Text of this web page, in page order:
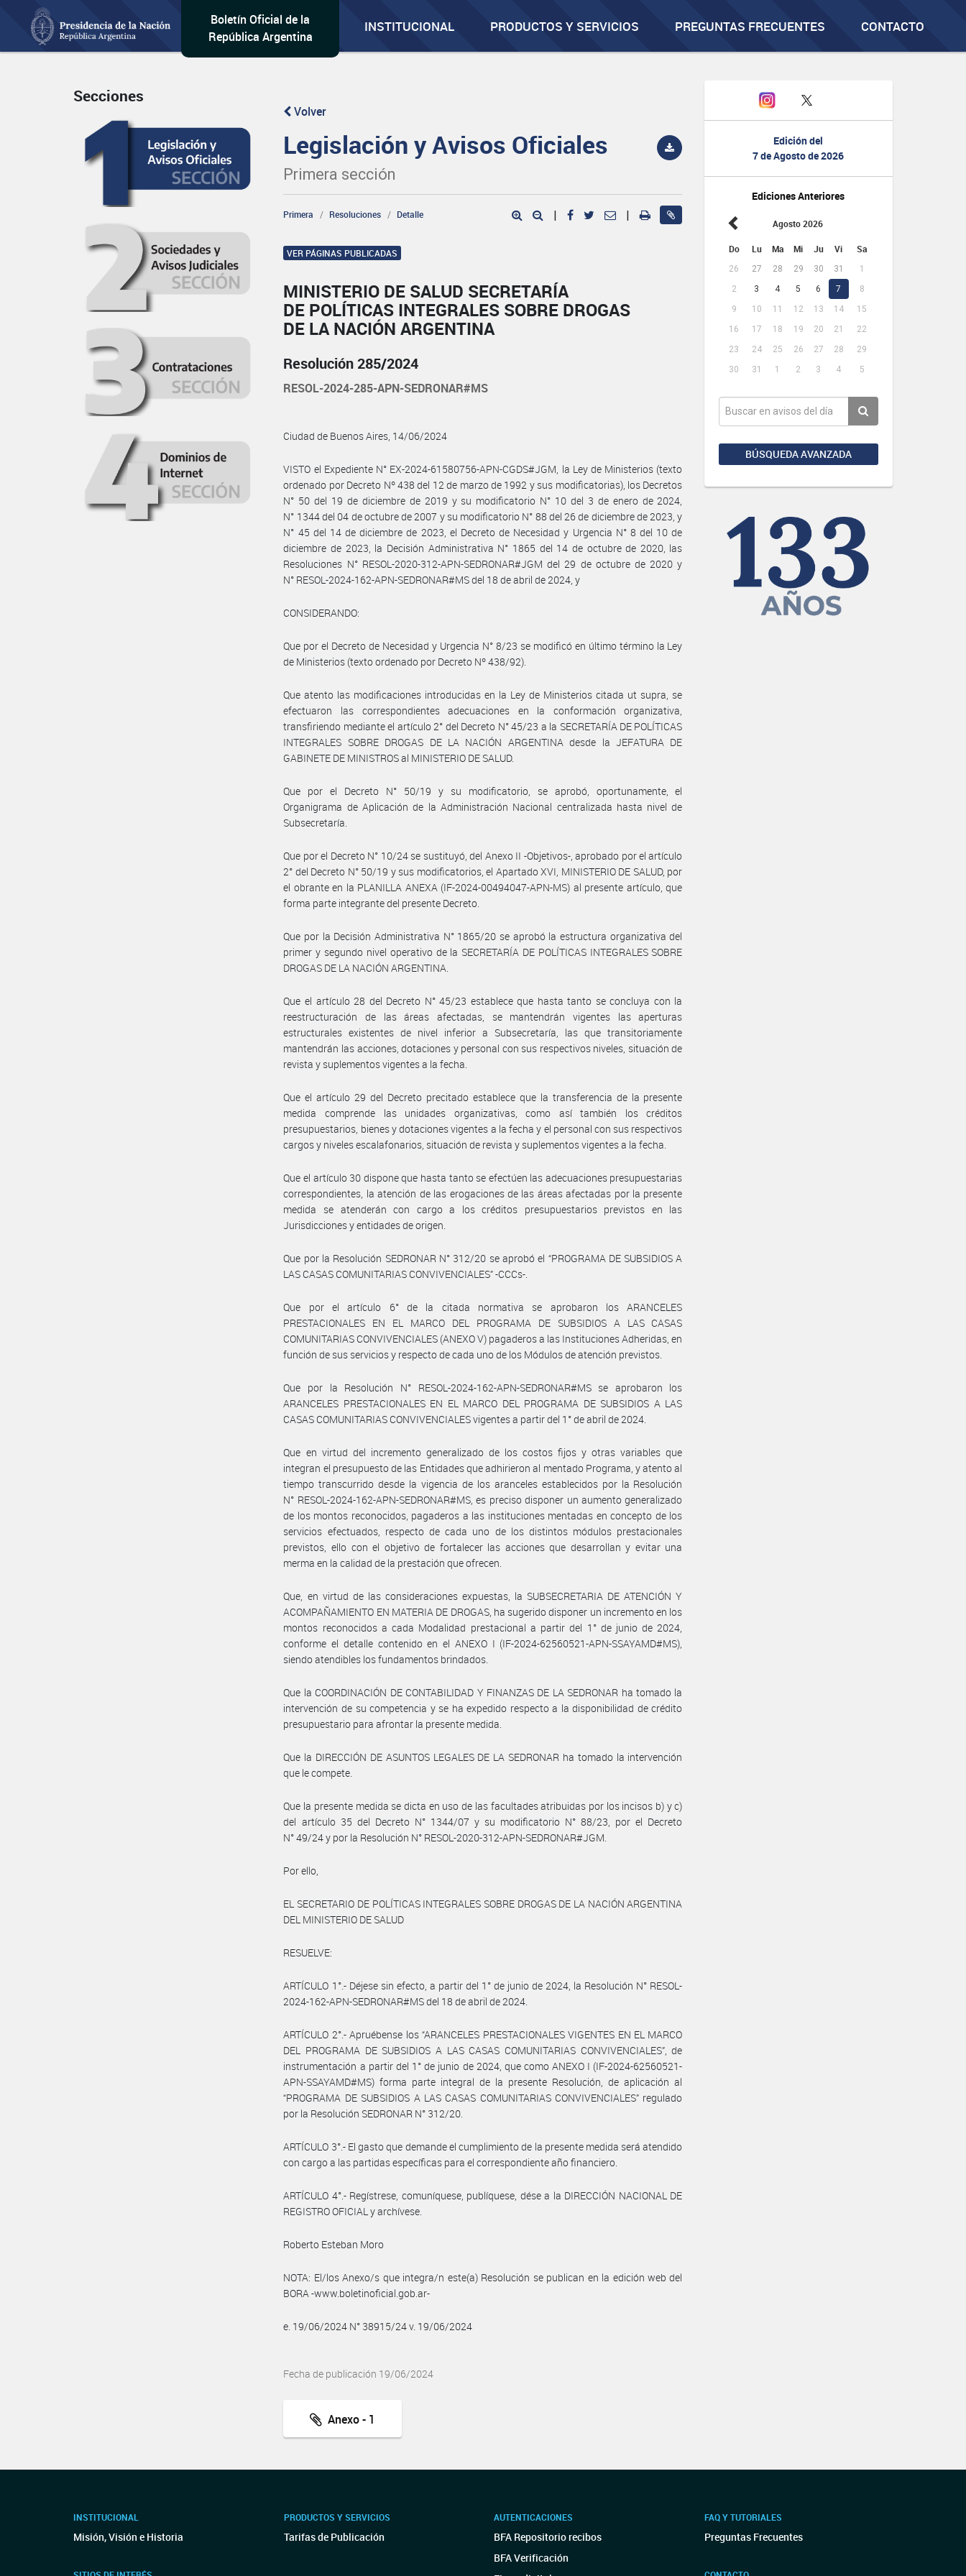
Boletín Oficial de la
República Argentina
INSTITUCIONAL PRODUCTOS Y SERVICIOS PREGUNTAS FRECUENTES CONTACTO
Edición del
7 de Agosto de 2026
Ediciones Anteriores
Agosto 2026
Do Lu Ma Mi Ju Vi Sa
26 27 28 29 30 31
1
2
3 4 5 6 7
8
9
10 11 12 13 14
15
16
17 18 19 20 21
22
23
24 25 26 27 28
29
30
31 1 2 3 4 5
BÚSQUEDA AVANZADA
Secciones
Volver
Legislación y Avisos Oficiales
Primera sección
Primera Resoluciones Detalle | |
VER PÁGINAS PUBLICADAS
MINISTERIO DE SALUD SECRETARÍA
DE POLÍTICAS INTEGRALES SOBRE DROGAS
DE LA NACIÓN ARGENTINA
Resolución 285/2024
RESOL-2024-285-APN-SEDRONAR#MS
Ciudad de Buenos Aires, 14/06/2024
VISTO el Expediente N° EX-2024-61580756-APN-CGDS#JGM, la Ley de Ministerios (texto
ordenado por Decreto Nº 438 del 12 de marzo de 1992 y sus modificatorias), los Decretos
N° 50 del 19 de diciembre de 2019 y su modificatorio N° 10 del 3 de enero de 2024,
N° 1344 del 04 de octubre de 2007 y su modificatorio N° 88 del 26 de diciembre de 2023, y
N° 45 del 14 de diciembre de 2023, el Decreto de Necesidad y Urgencia N° 8 del 10 de
diciembre de 2023, la Decisión Administrativa N° 1865 del 14 de octubre de 2020, las
Resoluciones N° RESOL-2020-312-APN-SEDRONAR#JGM del 29 de octubre de 2020 y
N° RESOL-2024-162-APN-SEDRONAR#MS del 18 de abril de 2024, y
CONSIDERANDO:
Que por el Decreto de Necesidad y Urgencia N° 8/23 se modificó en último término la Ley
de Ministerios (texto ordenado por Decreto Nº 438/92).
Que atento las modificaciones introducidas en la Ley de Ministerios citada ut supra, se
efectuaron las correspondientes adecuaciones en la conformación organizativa,
transfiriendo mediante el artículo 2° del Decreto N° 45/23 a la SECRETARÍA DE POLÍTICAS
INTEGRALES SOBRE DROGAS DE LA NACIÓN ARGENTINA desde la JEFATURA DE
GABINETE DE MINISTROS al MINISTERIO DE SALUD.
Que por el Decreto N° 50/19 y su modificatorio, se aprobó, oportunamente, el
Organigrama de Aplicación de la Administración Nacional centralizada hasta nivel de
Subsecretaría.
Que por el Decreto N° 10/24 se sustituyó, del Anexo II -Objetivos-, aprobado por el artículo
2° del Decreto N° 50/19 y sus modificatorios, el Apartado XVI, MINISTERIO DE SALUD, por
el obrante en la PLANILLA ANEXA (IF-2024-00494047-APN-MS) al presente artículo, que
forma parte integrante del presente Decreto.
Que por la Decisión Administrativa N° 1865/20 se aprobó la estructura organizativa del
primer y segundo nivel operativo de la SECRETARÍA DE POLÍTICAS INTEGRALES SOBRE
DROGAS DE LA NACIÓN ARGENTINA.
Que el artículo 28 del Decreto N° 45/23 establece que hasta tanto se concluya con la
reestructuración de las áreas afectadas, se mantendrán vigentes las aperturas
estructurales existentes de nivel inferior a Subsecretaría, las que transitoriamente
mantendrán las acciones, dotaciones y personal con sus respectivos niveles, situación de
revista y suplementos vigentes a la fecha.
Que el artículo 29 del Decreto precitado establece que la transferencia de la presente
medida comprende las unidades organizativas, como así también los créditos
presupuestarios, bienes y dotaciones vigentes a la fecha y el personal con sus respectivos
cargos y niveles escalafonarios, situación de revista y suplementos vigentes a la fecha.
Que el artículo 30 dispone que hasta tanto se efectúen las adecuaciones presupuestarias
correspondientes, la atención de las erogaciones de las áreas afectadas por la presente
medida se atenderán con cargo a los créditos presupuestarios previstos en las
Jurisdicciones y entidades de origen.
Que por la Resolución SEDRONAR N° 312/20 se aprobó el “PROGRAMA DE SUBSIDIOS A
LAS CASAS COMUNITARIAS CONVIVENCIALES” -CCCs-.
Que por el artículo 6° de la citada normativa se aprobaron los ARANCELES
PRESTACIONALES EN EL MARCO DEL PROGRAMA DE SUBSIDIOS A LAS CASAS
COMUNITARIAS CONVIVENCIALES (ANEXO V) pagaderos a las Instituciones Adheridas, en
función de sus servicios y respecto de cada uno de los Módulos de atención previstos.
Que por la Resolución N° RESOL-2024-162-APN-SEDRONAR#MS se aprobaron los
ARANCELES PRESTACIONALES EN EL MARCO DEL PROGRAMA DE SUBSIDIOS A LAS
CASAS COMUNITARIAS CONVIVENCIALES vigentes a partir del 1° de abril de 2024.
Que en virtud del incremento generalizado de los costos fijos y otras variables que
integran el presupuesto de las Entidades que adhirieron al mentado Programa, y atento al
tiempo transcurrido desde la vigencia de los aranceles establecidos por la Resolución
N° RESOL-2024-162-APN-SEDRONAR#MS, es preciso disponer un aumento generalizado
de los montos reconocidos, pagaderos a las instituciones mentadas en concepto de los
servicios efectuados, respecto de cada uno de los distintos módulos prestacionales
previstos, ello con el objetivo de fortalecer las acciones que desarrollan y evitar una
merma en la calidad de la prestación que ofrecen.
Que, en virtud de las consideraciones expuestas, la SUBSECRETARIA DE ATENCIÓN Y
ACOMPAÑAMIENTO EN MATERIA DE DROGAS, ha sugerido disponer un incremento en los
montos reconocidos a cada Modalidad prestacional a partir del 1° de junio de 2024,
conforme el detalle contenido en el ANEXO I (IF-2024-62560521-APN-SSAYAMD#MS),
siendo atendibles los fundamentos brindados.
Que la COORDINACIÓN DE CONTABILIDAD Y FINANZAS DE LA SEDRONAR ha tomado la
intervención de su competencia y se ha expedido respecto a la disponibilidad de crédito
presupuestario para afrontar la presente medida.
Que la DIRECCIÓN DE ASUNTOS LEGALES DE LA SEDRONAR ha tomado la intervención
que le compete.
Que la presente medida se dicta en uso de las facultades atribuidas por los incisos b) y c)
del artículo 35 del Decreto N° 1344/07 y su modificatorio N° 88/23, por el Decreto
N° 49/24 y por la Resolución N° RESOL-2020-312-APN-SEDRONAR#JGM.
Por ello,
EL SECRETARIO DE POLÍTICAS INTEGRALES SOBRE DROGAS DE LA NACIÓN ARGENTINA
DEL MINISTERIO DE SALUD
RESUELVE:
ARTÍCULO 1°.- Déjese sin efecto, a partir del 1° de junio de 2024, la Resolución N° RESOL-
2024-162-APN-SEDRONAR#MS del 18 de abril de 2024.
ARTÍCULO 2°.- Apruébense los “ARANCELES PRESTACIONALES VIGENTES EN EL MARCO
DEL PROGRAMA DE SUBSIDIOS A LAS CASAS COMUNITARIAS CONVIVENCIALES”, de
instrumentación a partir del 1° de junio de 2024, que como ANEXO I (IF-2024-62560521-
APN-SSAYAMD#MS) forma parte integral de la presente Resolución, de aplicación al
“PROGRAMA DE SUBSIDIOS A LAS CASAS COMUNITARIAS CONVIVENCIALES” regulado
por la Resolución SEDRONAR N° 312/20.
ARTÍCULO 3°.- El gasto que demande el cumplimiento de la presente medida será atendido
con cargo a las partidas específicas para el correspondiente año financiero.
ARTÍCULO 4°.- Regístrese, comuníquese, publíquese, dése a la DIRECCIÓN NACIONAL DE
REGISTRO OFICIAL y archívese.
Roberto Esteban Moro
NOTA: El/los Anexo/s que integra/n este(a) Resolución se publican en la edición web del
BORA -www.boletinoficial.gob.ar-
e. 19/06/2024 N° 38915/24 v. 19/06/2024
Fecha de publicación 19/06/2024
Anexo - 1
INSTITUCIONAL
Misión, Visión e Historia
PRODUCTOS Y SERVICIOS
Tarifas de Publicación
AUTENTICACIONES
BFA Repositorio recibos
BFA Verificación
FAQ Y TUTORIALES
Preguntas Frecuentes